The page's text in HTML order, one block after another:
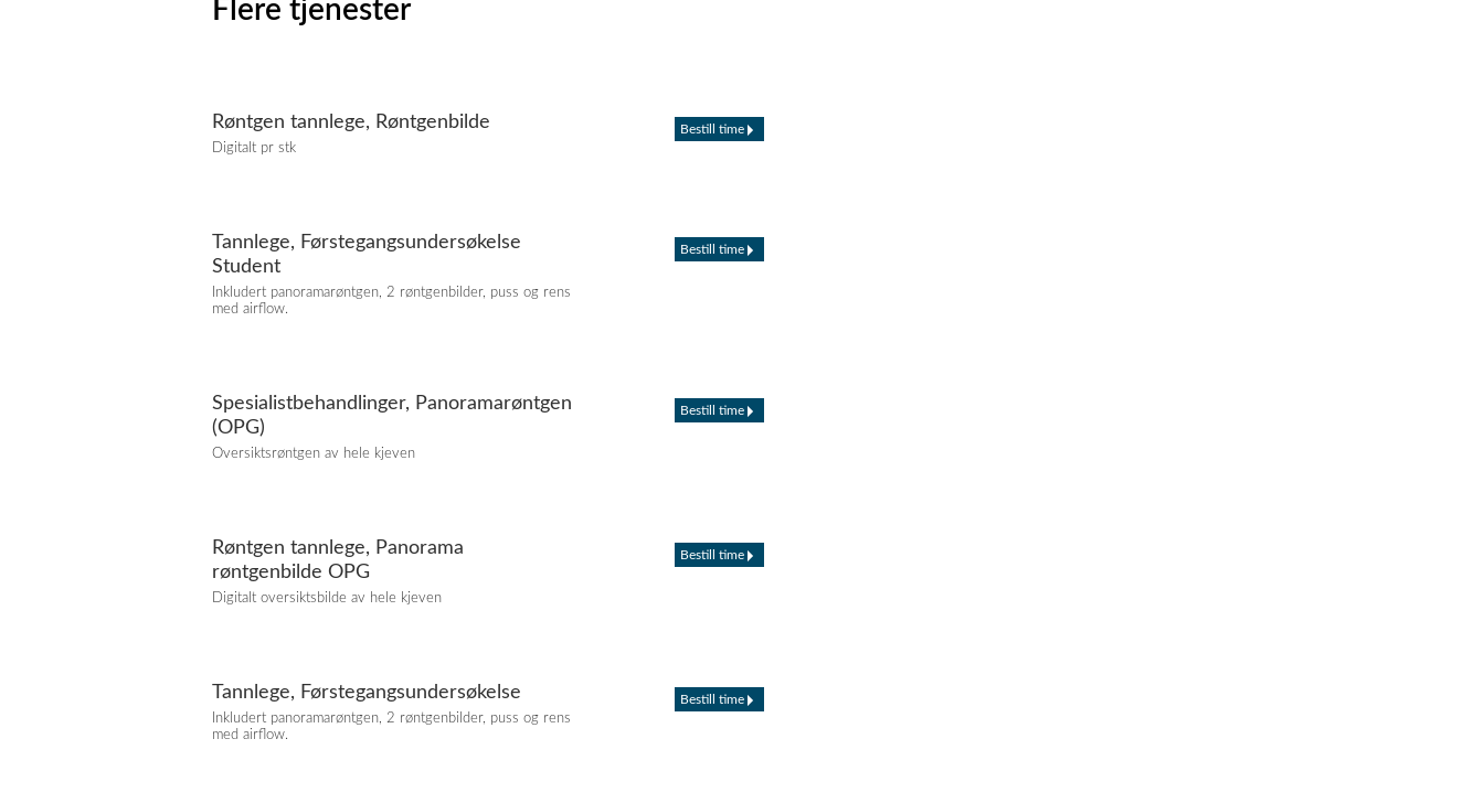
Flere tjenester
Røntgen tannlege, Røntgenbilde
Digitalt pr stk
Bestill time
Tannlege, Førstegangsundersøkelse
Student
Inkludert panoramarøntgen, 2 røntgenbilder, puss og rens
med airflow.
Bestill time
Spesialistbehandlinger, Panoramarøntgen
(OPG)
Oversiktsrøntgen av hele kjeven
Bestill time
Røntgen tannlege, Panorama
røntgenbilde OPG
Digitalt oversiktsbilde av hele kjeven
Bestill time
Tannlege, Førstegangsundersøkelse
Inkludert panoramarøntgen, 2 røntgenbilder, puss og rens
med airflow.
Bestill time